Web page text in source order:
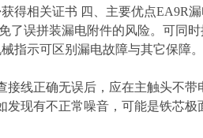
得相关证书 四、主要优点EA9R
了误拼装漏电附件的风险。可同
指示可区别漏电故障与其它保障。
线正确无误后，应在主触头不带
现有不正常噪音，可能是铁芯极